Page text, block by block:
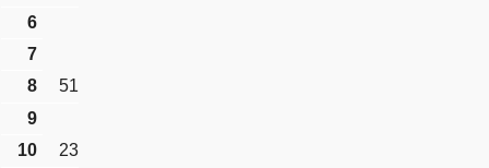
6
7
8
51
9
10
23